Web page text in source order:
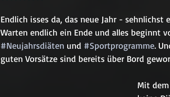
Endlich isses da, das neue Jahr - sehnlichst
Warten endlich ein Ende und alles beginnt
#Neujahrsdiäten und #Sportprogramme.
guten Vorsätze sind bereits über Bord
Mit